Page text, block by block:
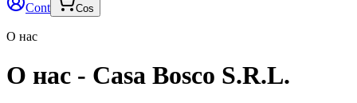
Cont Cos
О нас
О нас - Casa Bosco S.R.L.